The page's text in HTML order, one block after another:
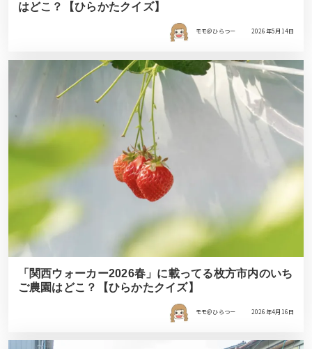
はどこ？【ひらかたクイズ】
モモ＠ひらつー 2026年5月14日
「関西ウォーカー2026春」に載ってる枚方市内のいち
ご農園はどこ？【ひらかたクイズ】
モモ＠ひらつー 2026年4月16日